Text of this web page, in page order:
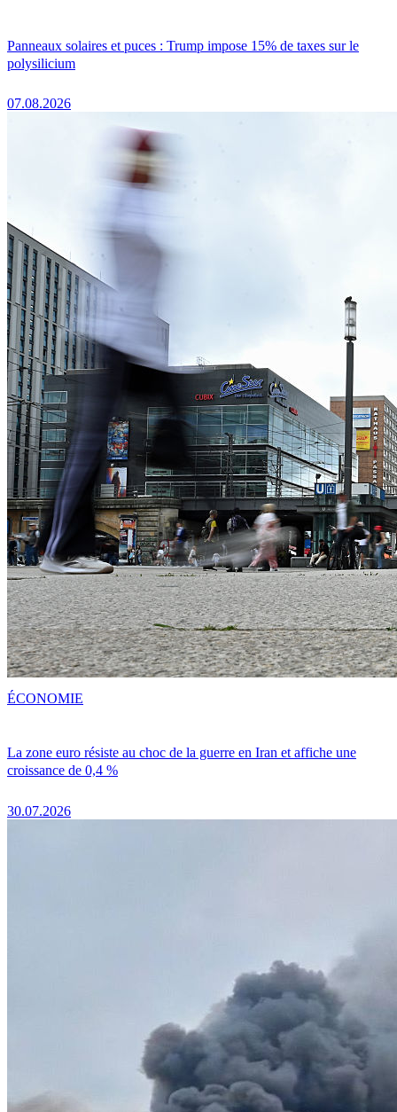
Panneaux solaires et puces : Trump impose 15% de taxes sur le
polysilicium
07.08.2026
La zone euro résiste au choc de la guerre en Iran et affiche une
croissance de 0,4 %
30.07.2026
ÉCONOMIE